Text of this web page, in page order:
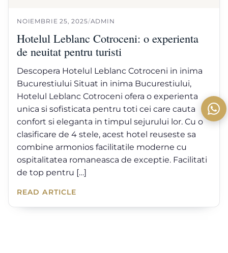
NOIEMBRIE 25, 2025/ADMIN
Hotelul Leblanc Cotroceni: o experienta
de neuitat pentru turisti
Descopera Hotelul Leblanc Cotroceni in inima
Bucurestiului Situat in inima Bucurestiului,
Hotelul Leblanc Cotroceni ofera o experienta
unica si sofisticata pentru toti cei care cauta
confort si eleganta in timpul sejurului lor. Cu o
clasificare de 4 stele, acest hotel reuseste sa
combine armonios facilitatile moderne cu
ospitalitatea romaneasca de exceptie. Facilitati
de top pentru […]
READ ARTICLE